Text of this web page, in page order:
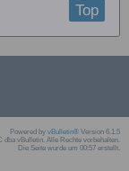
Top
Powered by vBulletin® Version 6.1.5
dba vBulletin. Alle Rechte vorbehalten.
Die Seite wurde um 00:57 erstellt.